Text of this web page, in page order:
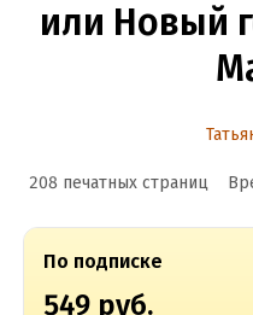
или Новый
208 печатных страниц
По подписке
549 руб.